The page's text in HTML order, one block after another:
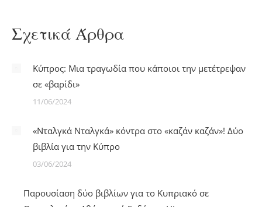
Σχετικά Άρθρα
Κύπρος: Μια τραγωδία που κάποιοι την μετέτρεψαν
σε «βαρίδι»
11/06/2024
«Νταλγκά Νταλγκά» κόντρα στο «καζάν καζάν»! Δύο
βιβλία για την Κύπρο
03/06/2024
Παρουσίαση δύο βιβλίων για το Κυπριακό σε